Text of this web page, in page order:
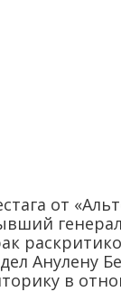
от
Анулену
в